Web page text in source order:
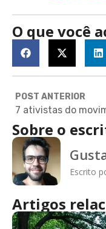
O que você
POST ANTERIOR
Sobre o
Escrito
Artigos